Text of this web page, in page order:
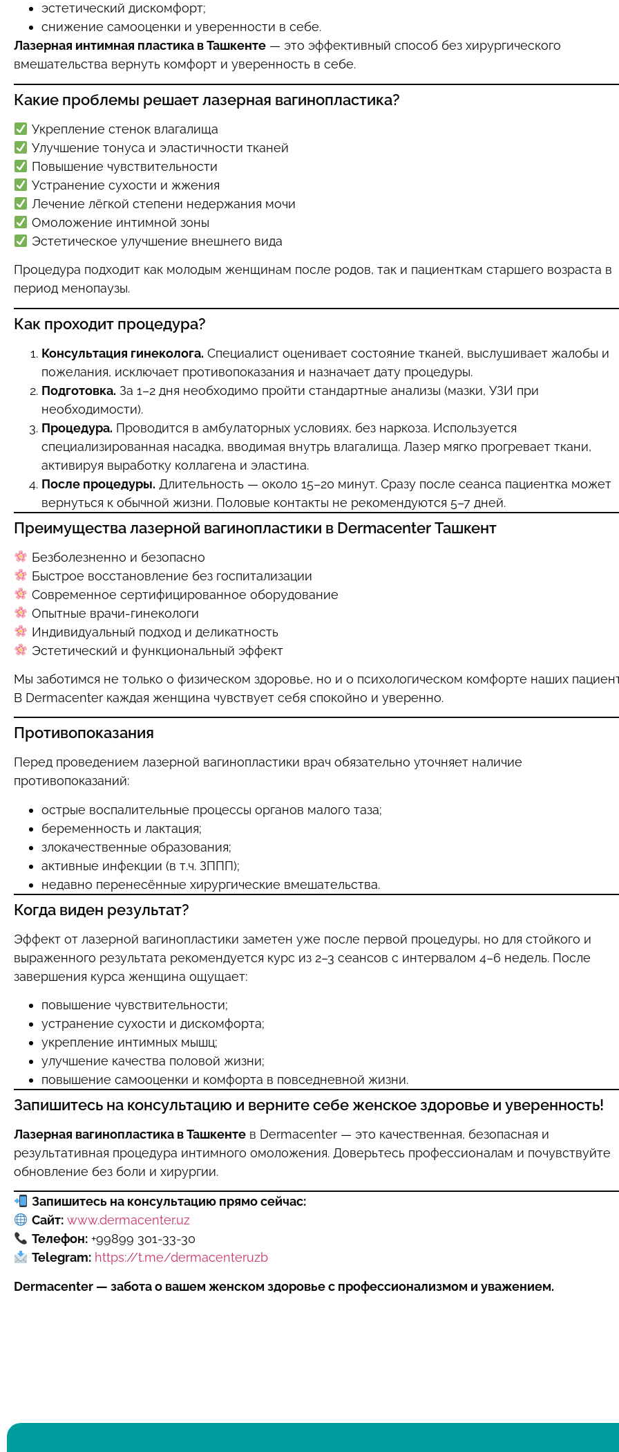
эстетический дискомфорт;
снижение самооценки и уверенности в себе.
Лазерная интимная пластика в Ташкенте — это эффективный способ без хирургического
вмешательства вернуть комфорт и уверенность в себе.
Какие проблемы решает лазерная вагинопластика?
Укрепление стенок влагалища
Улучшение тонуса и эластичности тканей
Повышение чувствительности
Устранение сухости и жжения
Лечение лёгкой степени недержания мочи
Омоложение интимной зоны
Эстетическое улучшение внешнего вида
Процедура подходит как молодым женщинам после родов, так и пациенткам старшего возраста в
период менопаузы.
Как проходит процедура?
Консультация гинеколога. Специалист оценивает состояние тканей, выслушивает жалобы и
пожелания, исключает противопоказания и назначает дату процедуры.
Подготовка. За 1–2 дня необходимо пройти стандартные анализы (мазки, УЗИ при
необходимости).
Процедура. Проводится в амбулаторных условиях, без наркоза. Используется
специализированная насадка, вводимая внутрь влагалища. Лазер мягко прогревает ткани,
активируя выработку коллагена и эластина.
После процедуры. Длительность — около 15–20 минут. Сразу после сеанса пациентка может
вернуться к обычной жизни. Половые контакты не рекомендуются 5–7 дней.
Преимущества лазерной вагинопластики в Dermacenter Ташкент
Безболезненно и безопасно
Быстрое восстановление без госпитализации
Современное сертифицированное оборудование
Опытные врачи-гинекологи
Индивидуальный подход и деликатность
Эстетический и функциональный эффект
Мы заботимся не только о физическом здоровье, но и о психологическом комфорте наших
В Dermacenter каждая женщина чувствует себя спокойно и уверенно.
Противопоказания
Перед проведением лазерной вагинопластики врач обязательно уточняет наличие
противопоказаний:
острые воспалительные процессы органов малого таза;
беременность и лактация;
злокачественные образования;
активные инфекции (в т.ч. ЗППП);
недавно перенесённые хирургические вмешательства.
Когда виден результат?
Эффект от лазерной вагинопластики заметен уже после первой процедуры, но для стойкого и
выраженного результата рекомендуется курс из 2–3 сеансов с интервалом 4–6 недель. После
завершения курса женщина ощущает:
повышение чувствительности;
устранение сухости и дискомфорта;
укрепление интимных мышц;
улучшение качества половой жизни;
повышение самооценки и комфорта в повседневной жизни.
Запишитесь на консультацию и верните себе женское здоровье и уверенность!
Лазерная вагинопластика в Ташкенте в Dermacenter — это качественная, безопасная и
результативная процедура интимного омоложения. Доверьтесь профессионалам и почувствуйте
обновление без боли и хирургии.
Запишитесь на консультацию прямо сейчас:
Сайт: www.dermacenter.uz
Телефон:+99899 301-33-30
Telegram: https://t.me/dermacenteruzb
Dermacenter — забота о вашем женском здоровье с профессионализмом и уважением.